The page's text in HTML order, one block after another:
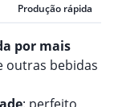
Produção rápida
por mais
outras bebidas